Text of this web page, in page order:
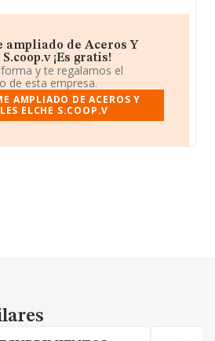
de Aceros Y
¡Es gratis!
y te regalamos el
de esta empresa.
AMPLIADO DE ACEROS Y
ELCHE S.COOP.V